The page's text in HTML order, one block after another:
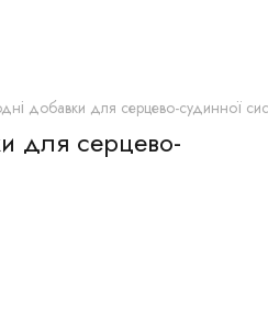
добавки для серцево-судинної
для серцево-